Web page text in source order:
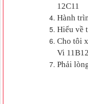
12C11
Hành
Hiểu về
Cho tôi
Vi 11B12
Phải